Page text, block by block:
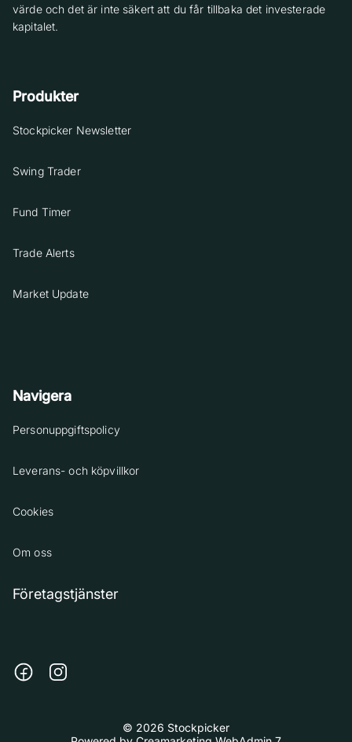
värde och det är inte säkert att du får tillbaka det investerade
kapitalet.
Produkter
Stockpicker Newsletter
Swing Trader
Fund Timer
Trade Alerts
Market Update
Navigera
Personuppgiftspolicy
Leverans- och köpvillkor
Cookies
Om oss
Företagstjänster
© 2026 Stockpicker